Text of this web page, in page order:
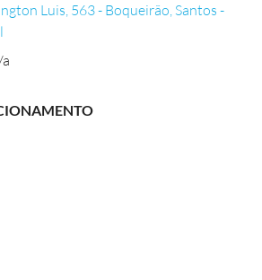
Luis, 563 - Boqueirão, Santos -